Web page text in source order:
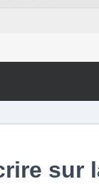
sur